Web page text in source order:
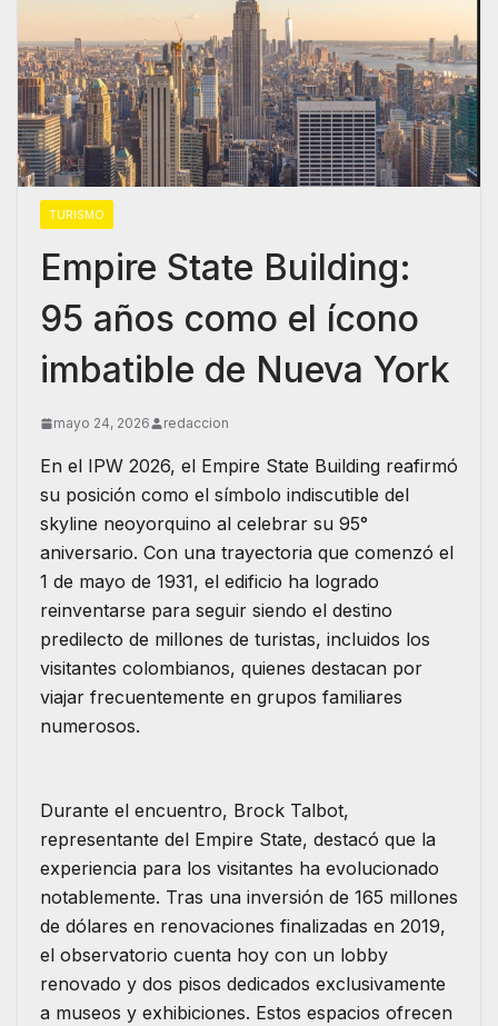
TURISMO
Empire State Building:
95 años como el ícono
imbatible de Nueva York
mayo 24, 2026 redaccion
​En el IPW 2026, el Empire State Building reafirmó
su posición como el símbolo indiscutible del
skyline neoyorquino al celebrar su 95°
aniversario. Con una trayectoria que comenzó el
1 de mayo de 1931, el edificio ha logrado
reinventarse para seguir siendo el destino
predilecto de millones de turistas, incluidos los
visitantes colombianos, quienes destacan por
viajar frecuentemente en grupos familiares
numerosos.
​Durante el encuentro, Brock Talbot,
representante del Empire State, destacó que la
experiencia para los visitantes ha evolucionado
notablemente. Tras una inversión de 165 millones
de dólares en renovaciones finalizadas en 2019,
el observatorio cuenta hoy con un lobby
renovado y dos pisos dedicados exclusivamente
a museos y exhibiciones. Estos espacios ofrecen